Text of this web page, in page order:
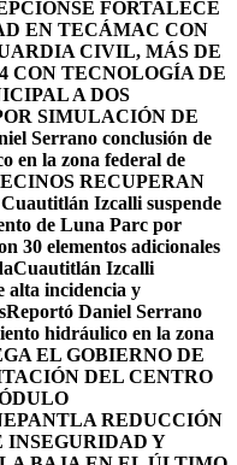
SE FORTALECE
EN TECÁMAC CON
CIVIL, MÁS DE
CON TECNOLOGÍA DE
A DOS
SIMULACIÓN DE
Serrano conclusión de
en la zona federal de
RECUPERAN
Izcalli suspende
de Luna Parc por
30 elementos adicionales
Cuautitlán Izcalli
alta incidencia y
Reportó Daniel Serrano
hidráulico en la zona
EL GOBIERNO DE
DEL CENTRO
REDUCCIÓN
INSEGURIDAD Y